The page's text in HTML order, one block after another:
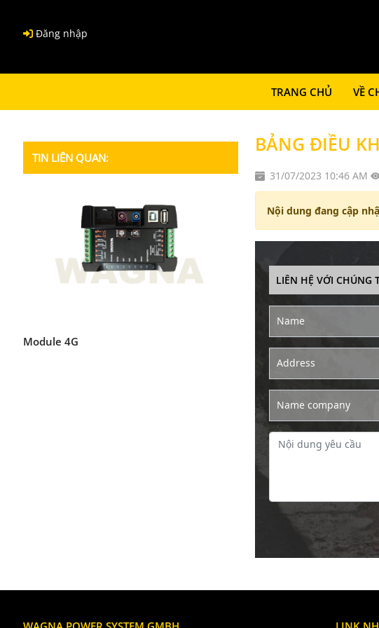
Đăng nhập
TRANG CHỦ VỀ
TIN LIÊN QUAN:
Module 4G
BẢNG ĐIỀU
31/07/2023 10:46 AM
Nội dung đang cập
LIÊN HỆ VỚI CHÚNG
Name
Address
Name company